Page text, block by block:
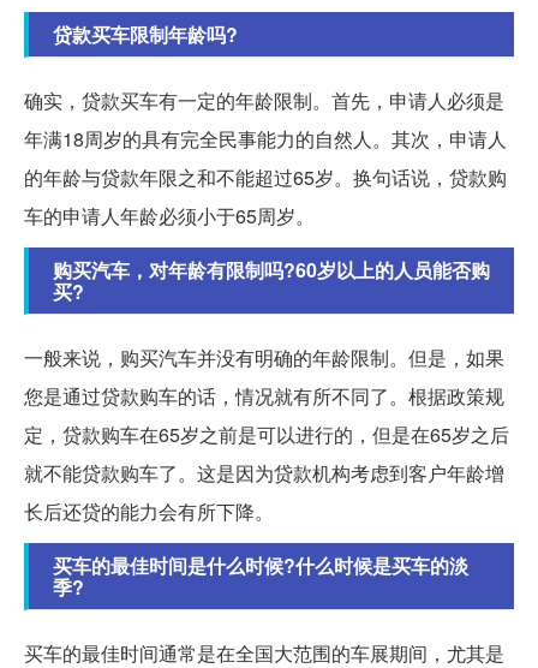
贷款买车限制年龄吗?
确实，贷款买车有一定的年龄限制。首先，申请人必须是
年满18周岁的具有完全民事能力的自然人。其次，申请人
的年龄与贷款年限之和不能超过65岁。换句话说，贷款购
车的申请人年龄必须小于65周岁。
购买汽车，对年龄有限制吗?60岁以上的人员能否购
买?
一般来说，购买汽车并没有明确的年龄限制。但是，如果
您是通过贷款购车的话，情况就有所不同了。根据政策规
定，贷款购车在65岁之前是可以进行的，但是在65岁之后
就不能贷款购车了。这是因为贷款机构考虑到客户年龄增
长后还贷的能力会有所下降。
买车的最佳时间是什么时候?什么时候是买车的淡
季?
买车的最佳时间通常是在全国大范围的车展期间，尤其是